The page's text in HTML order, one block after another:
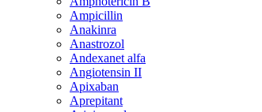
Ampicillin
Anakinra
Anastrozol
Andexanet alfa
Angiotensin II
Apixaban
Aprepitant